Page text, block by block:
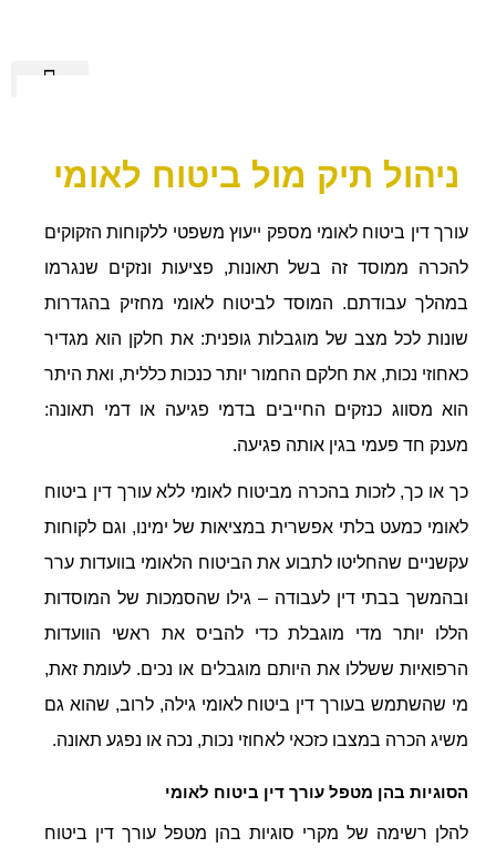
ניהול תיק מול ביטוח לאומי
עורך דין ביטוח לאומי מספק ייעוץ משפטי ללקוחות הזקוקים
להכרה ממוסד זה בשל תאונות, פציעות ונזקים שנגרמו
במהלך עבודתם. המוסד לביטוח לאומי מחזיק בהגדרות
שונות לכל מצב של מוגבלות גופנית: את חלקן הוא מגדיר
כאחוזי נכות, את חלקם החמור יותר כנכות כללית, ואת היתר
הוא מסווג כנזקים החייבים בדמי פגיעה או דמי תאונה:
מענק חד פעמי בגין אותה פגיעה.
כך או כך, לזכות בהכרה מביטוח לאומי ללא עורך דין ביטוח
לאומי כמעט בלתי אפשרית במציאות של ימינו, וגם לקוחות
עקשניים שהחליטו לתבוע את הביטוח הלאומי בוועדות ערר
ובהמשך בבתי דין לעבודה – גילו שהסמכות של המוסדות
הללו יותר מדי מוגבלת כדי להביס את ראשי הוועדות
הרפואיות ששללו את היותם מוגבלים או נכים. לעומת זאת,
מי שהשתמש בעורך דין ביטוח לאומי גילה, לרוב, שהוא גם
משיג הכרה במצבו כזכאי לאחוזי נכות, נכה או נפגע תאונה.
הסוגיות בהן מטפל עורך דין ביטוח לאומי
להלן רשימה של מקרי סוגיות בהן מטפל עורך דין ביטוח